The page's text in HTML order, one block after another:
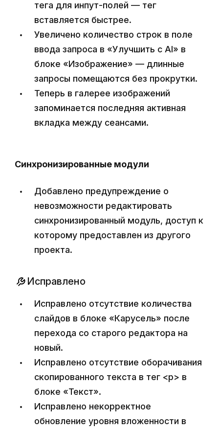
тега для инпут-полей — тег
вставляется быстрее.
Увеличено количество строк в поле
ввода запроса в «Улучшить с AI» в
блоке «Изображение» — длинные
запросы помещаются без прокрутки.
Теперь в галерее изображений
запоминается последняя активная
вкладка между сеансами.
Синхронизированные модули
Добавлено предупреждение о
невозможности редактировать
синхронизированный модуль, доступ к
которому предоставлен из другого
проекта.
Исправлено
Исправлено отсутствие количества
слайдов в блоке «Карусель» после
перехода со старого редактора на
новый.
Исправлено отсутствие оборачивания
скопированного текста в тег <p> в
блоке «Текст».
Исправлено некорректное
обновление уровня вложенности в